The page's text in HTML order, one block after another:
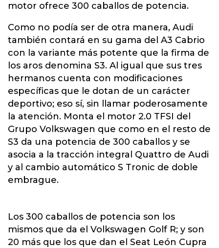
motor ofrece 300 caballos de potencia.
Como no podía ser de otra manera, Audi
también contará en su gama del A3 Cabrio
con la variante más potente que la firma de
los aros denomina S3. Al igual que sus tres
hermanos cuenta con modificaciones
específicas que le dotan de un carácter
deportivo; eso sí, sin llamar poderosamente
la atención. Monta el motor 2.0 TFSI del
Grupo Volkswagen que como en el resto de
S3 da una potencia de 300 caballos y se
asocia a la tracción integral Quattro de Audi
y al cambio automático S Tronic de doble
embrague.
Los 300 caballos de potencia son los
mismos que da el Volkswagen Golf R; y son
20 más que los que dan el Seat León Cupra